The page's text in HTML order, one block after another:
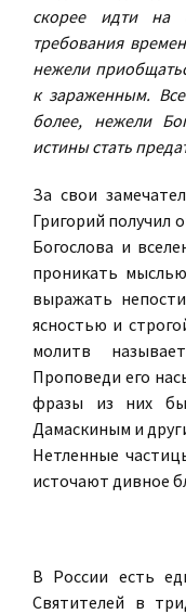
скорее идти на
требования
нежели
к зараженным.
более, нежели
истины стать
За свои
Григорий получил
Богослова и
проникать
выражать
ясностью и
молитв
Проповеди его
фразы из них
Дамаскиным и
Нетленные
источают дивное
В России есть
Святителей в